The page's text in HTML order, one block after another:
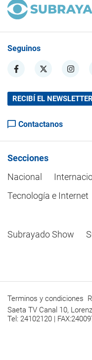
Seguinos
RECIBÍ EL
Contactanos
Secciones
Nacional
Tecnología e Internet
Subrayado Show
Terminos y condiciones
Saeta TV Canal 10,
Tel: 24102120 |